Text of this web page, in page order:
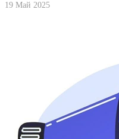
19 Май 2025